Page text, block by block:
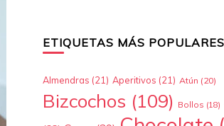
ETIQUETAS MÁS POPULARES
Almendras (21) Aperitivos (21) Atún (20)
Bizcochos (109) Bollos (18)